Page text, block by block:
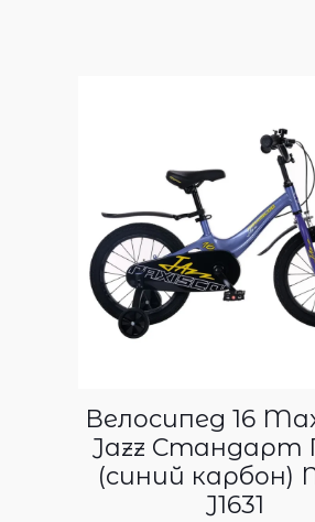
Велосипед 16
Jazz Стандарт
(синий карбон)
J1631